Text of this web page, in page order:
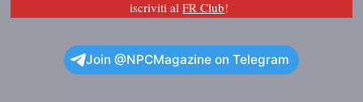
iscriviti alFR Club!
Join @NPCMagazine on Telegram